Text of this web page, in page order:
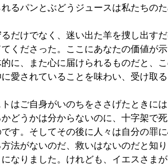
るパンとぶどうジュースは私たちの
だけでなく、迷い出た羊を捜し出す
くださった。ここにあなたの価値が
に、また心に届けられるものだと、
愛されていることを味わい、受け取る
はご自身がいのちをささげたときに
どうかは分からないのに、十字架で
す。そしてその後に人々は自分の罪
法がないのだ、救いはないのだと知
なりました。けれども、イエスさま